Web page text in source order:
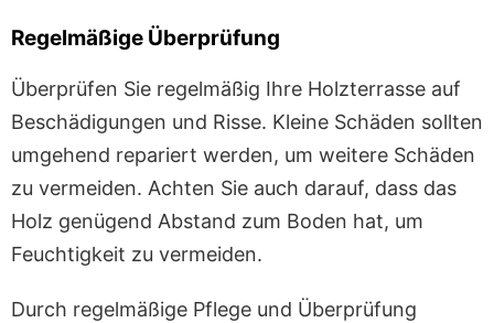
Regelmäßige Überprüfung
Überprüfen Sie regelmäßig Ihre Holzterrasse auf
Beschädigungen und Risse. Kleine Schäden sollten
umgehend repariert werden, um weitere Schäden
zu vermeiden. Achten Sie auch darauf, dass das
Holz genügend Abstand zum Boden hat, um
Feuchtigkeit zu vermeiden.
Durch regelmäßige Pflege und Überprüfung